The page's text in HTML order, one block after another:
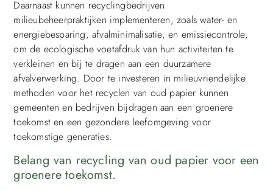
Daarnaast kunnen recyclingbedrijven
milieubeheerpraktijken implementeren, zoals water- en
energiebesparing, afvalminimalisatie, en emissiecontrole,
om de ecologische voetafdruk van hun activiteiten te
verkleinen en bij te dragen aan een duurzamere
afvalverwerking. Door te investeren in milieuvriendelijke
methoden voor het recyclen van oud papier kunnen
gemeenten en bedrijven bijdragen aan een groenere
toekomst en een gezondere leefomgeving voor
toekomstige generaties.
Belang van recycling van oud papier voor een
groenere toekomst.